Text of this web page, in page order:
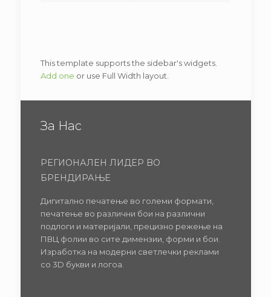
This template supports the sidebar's widgets.
Add one or use Full Width layout.
За Нас
РЕГИОНАЛЕН ЛИДЕР ВО
БРЕНДИРАЊЕ
Дигитално печатење во големи формати,
печатење во различни бои на различни
подлоги и материјали, прецизно режење на
ПВЦ фолии во сите димензии, форми и бои.
Изработка на модерни светлечки реклами
со 3D букви и логоа.